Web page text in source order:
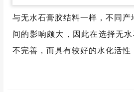
与无水石膏胶结料一样，不同
间的影响颇大，因此在选择无
不完善，而具有较好的水化活性